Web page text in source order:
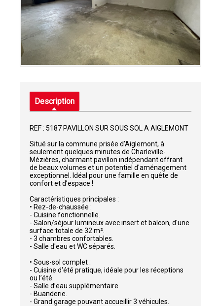
Description
REF : 5187 PAVILLON SUR SOUS SOL A AIGLEMONT
Situé sur la commune prisée d'Aiglemont, à
seulement quelques minutes de Charleville-
Mézières, charmant pavillon indépendant offrant
de beaux volumes et un potentiel d'aménagement
exceptionnel. Idéal pour une famille en quête de
confort et d’espace !
Caractéristiques principales :
• Rez-de-chaussée :
- Cuisine fonctionnelle.
- Salon/séjour lumineux avec insert et balcon, d'une
surface totale de 32 m².
- 3 chambres confortables.
- Salle d'eau et WC séparés.
• Sous-sol complet :
- Cuisine d'été pratique, idéale pour les réceptions
ou l’été.
- Salle d’eau supplémentaire.
- Buanderie.
- Grand garage pouvant accueillir 3 véhicules.